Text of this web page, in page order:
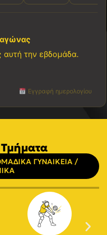
την εβδομάδα.
Εγγραφή ημερολογίου
ΓΥΝΑΙΚΕΙΑ /